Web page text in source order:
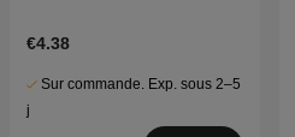
€4.38
Sur commande. Exp. sous 2–5
j